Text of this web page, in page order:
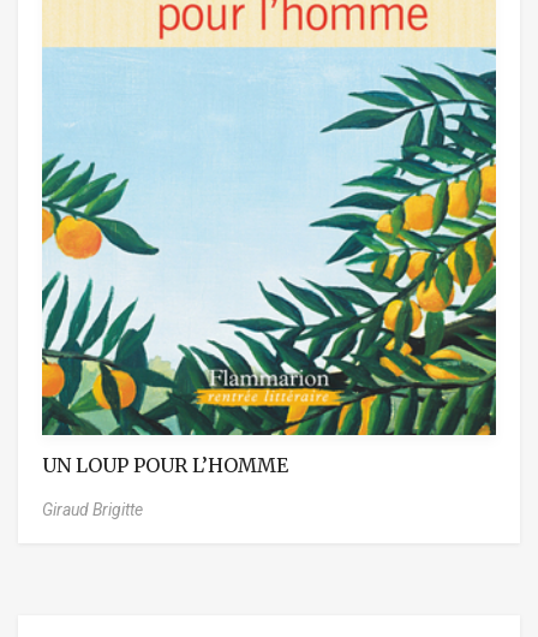
UN LOUP POUR L’HOMME
Giraud Brigitte